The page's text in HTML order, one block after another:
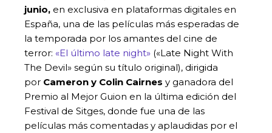
junio, en exclusiva en plataformas digitales en
España, una de las películas más esperadas de
la temporada por los amantes del cine de
terror: «El último late night» («Late Night With
The Devil» según su título original), dirigida
por Cameron y Colin Cairnes y ganadora del
Premio al Mejor Guion en la última edición del
Festival de Sitges, donde fue una de las
películas más comentadas y aplaudidas por el